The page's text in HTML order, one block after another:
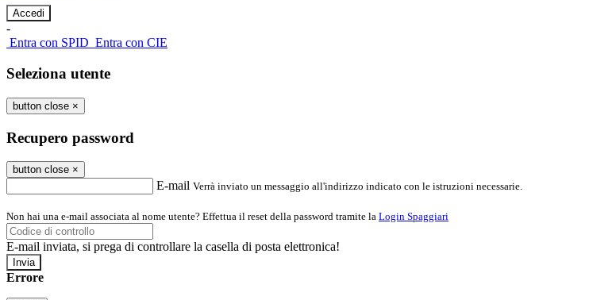
-
Entra con SPID Entra con CIE
Seleziona utente
button close ×
Recupero password
button close ×
E-mail Verrà inviato un messaggio all'indirizzo indicato con le istruzioni necessarie.
Non hai una e-mail associata al nome utente? Effettua il reset della password tramite la Login Spaggiari
E-mail inviata, si prega di controllare la casella di posta elettronica!
Errore